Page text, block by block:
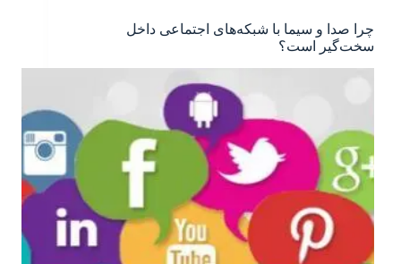
چرا صدا و سیما با شبکه‌های اجتماعی داخل
سخت‌گیر است؟